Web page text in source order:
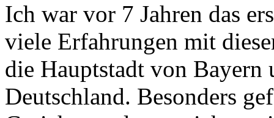
Ich war vor 7 Jahren das
viele Erfahrungen mit
die Hauptstadt von
Deutschland. Besonders